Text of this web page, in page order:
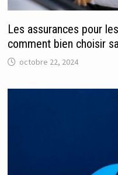
Les assurances pour
comment bien choisir
octobre 22, 2024